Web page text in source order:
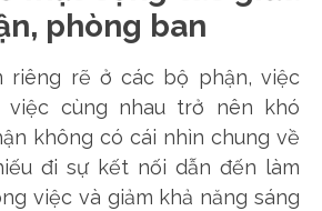
phòng ban
riêng rẽ ở các bộ phận, việc
việc cùng nhau trở nên khó
không có cái nhìn chung về
đi sự kết nối dẫn đến làm
việc và giảm khả năng sáng